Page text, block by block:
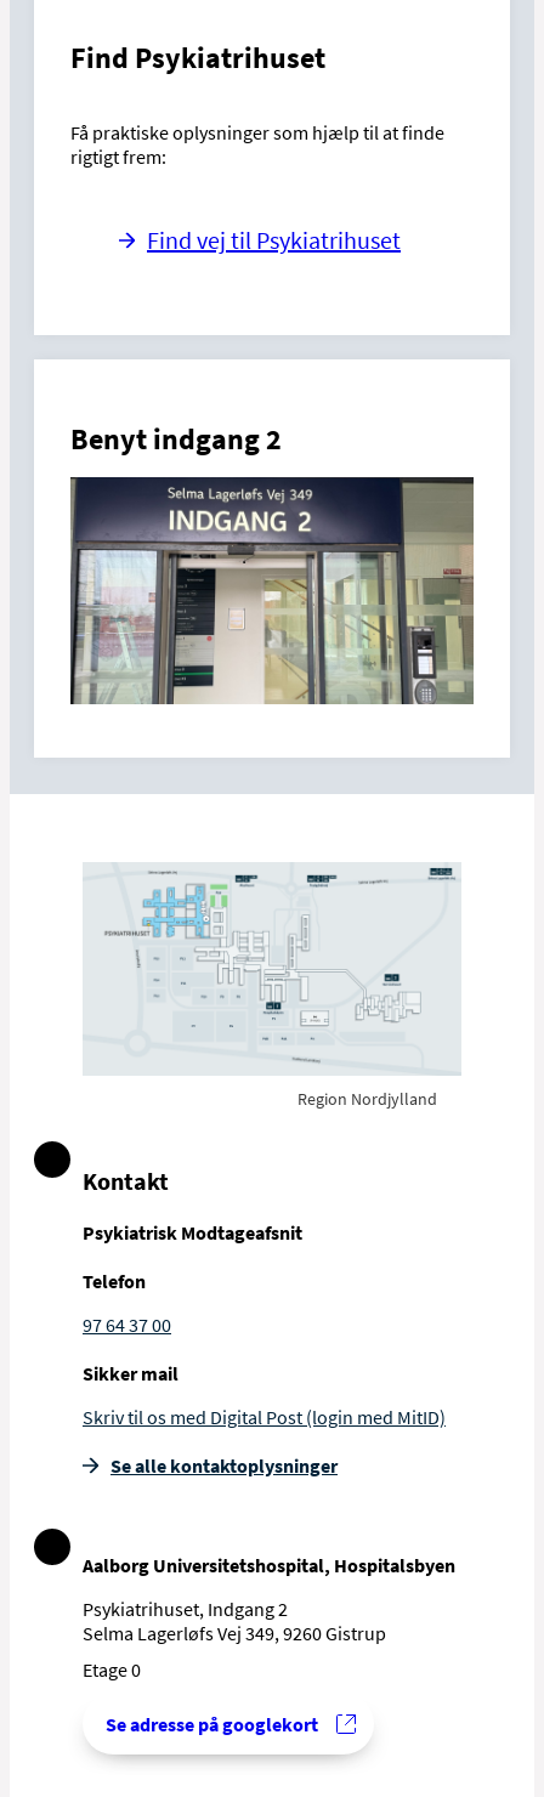
Find Psykiatrihuset
Få praktiske oplysninger som hjælp til at finde
rigtigt frem:
Find vej til Psykiatrihuset
Benyt indgang 2
Kontakt
Psykiatrisk Modtageafsnit
Telefon
97 64 37 00
Sikker mail
Skriv til os med Digital Post (login med MitID)
Se alle kontakt­oplysninger
Aalborg Universitetshospital, Hospitalsbyen
Psykiatrihuset, Indgang 2
Selma Lagerløfs Vej 349, 9260 Gistrup
Etage 0
Se adresse på googlekort
Region Nordjylland